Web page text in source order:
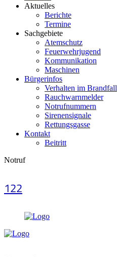
Aktuelles
Berichte
Termine
Sachgebiete
Atemschutz
Feuerwehrjugend
Kommunikation
Maschinen
Bürgerinfos
Verhalten im Brandfall
Rauchwarnmelder
Notrufnummern
Sirenensignale
Rettungsgasse
Kontakt
Beitritt
Notruf
122